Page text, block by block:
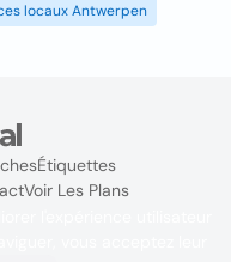
locaux Antwerpen
Étiquettes
Voir Les Plans
vous acceptez leur